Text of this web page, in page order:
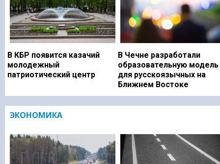
В КБР появится казачий
молодежный
патриотический центр
В Чечне разработали
образовательную модель
для русскоязычных на
Ближнем Востоке
ЭКОНОМИКА